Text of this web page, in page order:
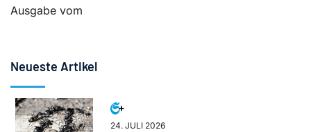
Ausgabe vom
Neueste Artikel
24. JULI 2026